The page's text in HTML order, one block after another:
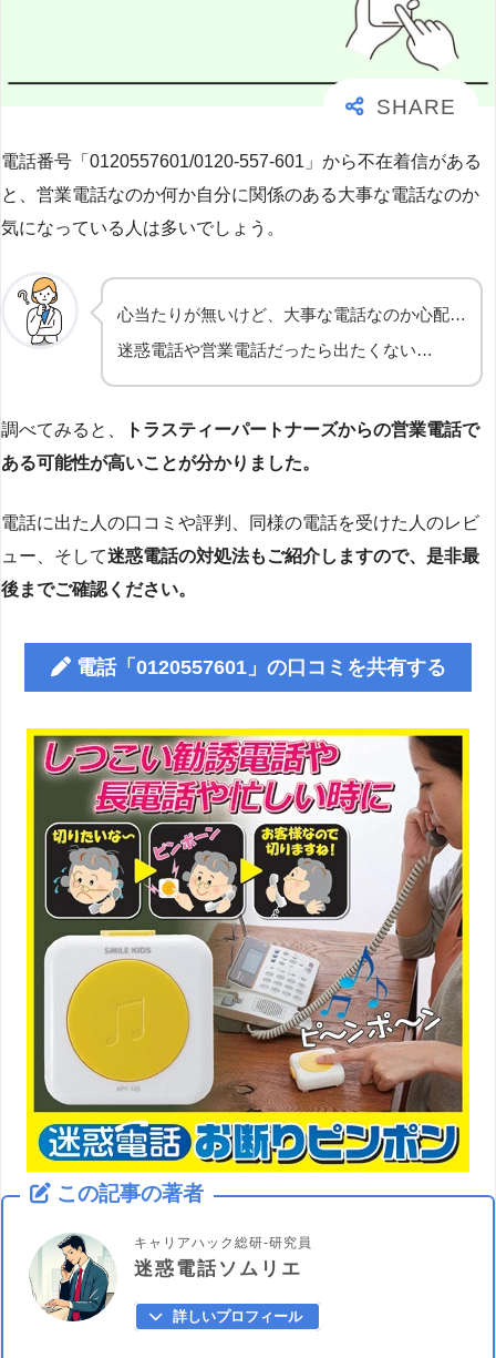
電話番号「0120557601/0120-557-601」から不在着信がある
と、営業電話なのか何か自分に関係のある大事な電話なのか
気になっている人は多いでしょう。
心当たりが無いけど、大事な電話なのか心配…
迷惑電話や営業電話だったら出たくない…
調べてみると、
トラスティーパートナーズからの営業電話で
ある可能性が高いことが分かりました。
電話に出た人の口コミや評判、同様の電話を受けた人のレビ
ュー、そして迷惑電話の対処法もご紹介しますので、是非最
後までご確認ください。
電話「0120557601」の口コミを共有する
この記事の著者
キャリアハック総研-研究員
迷惑電話ソムリエ
詳しいプロフィール